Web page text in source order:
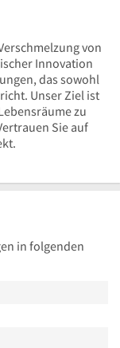
von
Innovation
das sowohl
Unser Ziel ist
zu
Sie auf
in folgenden